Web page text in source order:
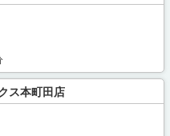
ス本町田店